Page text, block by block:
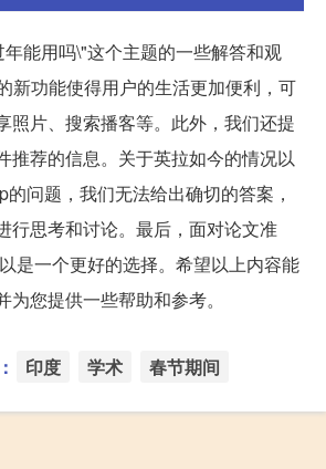
能用吗\"这个主题的一些解答和观
新功能使得用户的生活更加便利，可
照片、搜索播客等。此外，我们还提
推荐的信息。关于英拉如今的情况以
问题，我们无法给出确切的答案，
行思考和讨论。最后，面对论文准
是一个更好的选择。希望以上内容能
您提供一些帮助和参考。
印度 学术 春节期间